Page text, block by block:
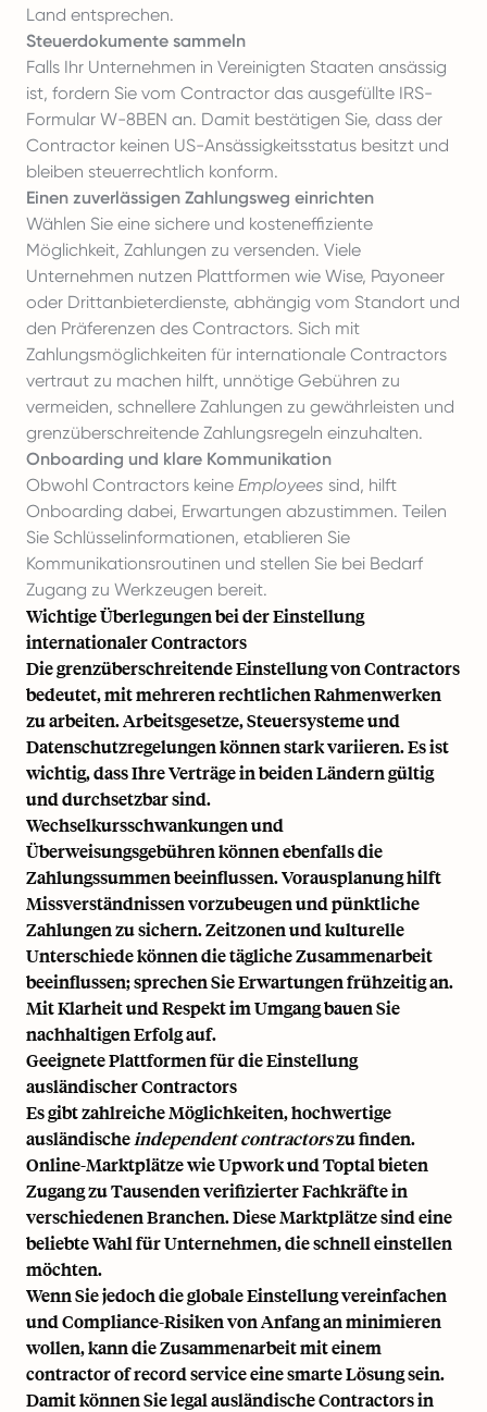
Land entsprechen.
Steuerdokumente sammeln
Falls Ihr Unternehmen in Vereinigten Staaten ansässig
ist, fordern Sie vom Contractor das ausgefüllte IRS-
Formular W-8BEN an. Damit bestätigen Sie, dass der
Contractor keinen US-Ansässigkeitsstatus besitzt und
bleiben steuerrechtlich konform.
Einen zuverlässigen Zahlungsweg einrichten
Wählen Sie eine sichere und kosteneffiziente
Möglichkeit, Zahlungen zu versenden. Viele
Unternehmen nutzen Plattformen wie Wise, Payoneer
oder Drittanbieterdienste, abhängig vom Standort und
den Präferenzen des Contractors. Sich mit
Zahlungsmöglichkeiten für internationale Contractors
vertraut zu machen hilft, unnötige Gebühren zu
vermeiden, schnellere Zahlungen zu gewährleisten und
grenzüberschreitende Zahlungsregeln einzuhalten.
Onboarding und klare Kommunikation
Obwohl Contractors keine Employees sind, hilft
Onboarding dabei, Erwartungen abzustimmen. Teilen
Sie Schlüsselinformationen, etablieren Sie
Kommunikationsroutinen und stellen Sie bei Bedarf
Zugang zu Werkzeugen bereit.
Wichtige Überlegungen bei der Einstellung
internationaler Contractors
Die grenzüberschreitende Einstellung von Contractors
bedeutet, mit mehreren rechtlichen Rahmenwerken
zu arbeiten. Arbeitsgesetze, Steuersysteme und
Datenschutzregelungen können stark variieren. Es ist
wichtig, dass Ihre Verträge in beiden Ländern gültig
und durchsetzbar sind.
Wechselkursschwankungen und
Überweisungsgebühren können ebenfalls die
Zahlungssummen beeinflussen. Vorausplanung hilft
Missverständnissen vorzubeugen und pünktliche
Zahlungen zu sichern. Zeitzonen und kulturelle
Unterschiede können die tägliche Zusammenarbeit
beeinflussen; sprechen Sie Erwartungen frühzeitig an.
Mit Klarheit und Respekt im Umgang bauen Sie
nachhaltigen Erfolg auf.
Geeignete Plattformen für die Einstellung
ausländischer Contractors
Es gibt zahlreiche Möglichkeiten, hochwertige
ausländischeindependent contractorszu finden.
Online-Marktplätze wie Upwork und Toptal bieten
Zugang zu Tausenden verifizierter Fachkräfte in
verschiedenen Branchen. Diese Marktplätze sind eine
beliebte Wahl für Unternehmen, die schnell einstellen
möchten.
Wenn Sie jedoch die globale Einstellung vereinfachen
und Compliance-Risiken von Anfang an minimieren
wollen, kann die Zusammenarbeit mit einem
contractor of record serviceeine smarte Lösung sein.
Damit können Sie legal ausländische Contractors in